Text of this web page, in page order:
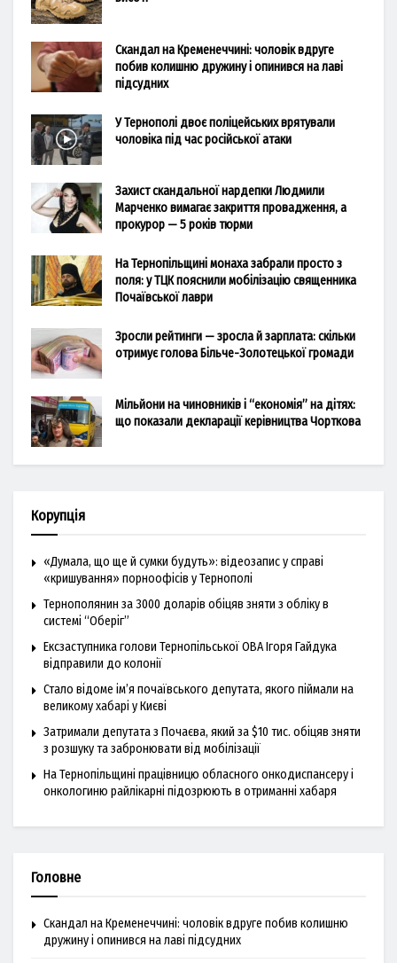
Скандал на Кременеччині: чоловік вдруге
побив колишню дружину і опинився на лаві
підсудних
У Тернополі двоє поліцейських врятували
чоловіка під час російської атаки
Захист скандальної нардепки Людмили
Марченко вимагає закриття провадження, а
прокурор — 5 років тюрми
На Тернопільщині монаха забрали просто з
поля: у ТЦК пояснили мобілізацію священника
Почаївської лаври
Зросли рейтинги — зросла й зарплата: скільки
отримує голова Більче-Золотецької громади
Мільйони на чиновників і “економія” на дітях:
що показали декларації керівництва Чорткова
Корупція
«Думала, що ще й сумки будуть»: відеозапис у справі
«кришування» порноофісів у Тернополі
Тернополянин за 3000 доларів обіцяв зняти з обліку в
системі “Оберіг”
Ексзаступника голови Тернопільської ОВА Ігоря Гайдука
відправили до колонії
Стало відоме ім’я почаївського депутата, якого піймали на
великому хабарі у Києві
Затримали депутата з Почаєва, який за $10 тис. обіцяв зняти
з розшуку та забронювати від мобілізації
На Тернопільщині працівницю обласного онкодиспансеру і
онкологиню райлікарні підозрюють в отриманні хабаря
Головне
Скандал на Кременеччині: чоловік вдруге побив колишню
дружину і опинився на лаві підсудних